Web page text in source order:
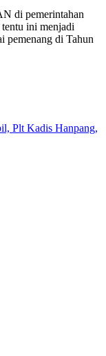
di pemerintahan
ini menjadi
pemenang di Tahun
Plt Kadis Hanpang,